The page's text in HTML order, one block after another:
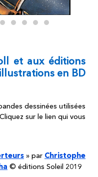
et aux éditions
en BD
dessinées utilisées
sur le lien qui vous
» par Christophe
© éditions Soleil 2019